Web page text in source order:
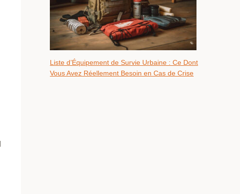
Liste d’Équipement de Survie Urbaine : Ce Dont
Vous Avez Réellement Besoin en Cas de Crise